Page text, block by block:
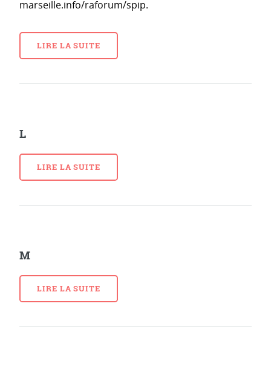
marseille.info/raforum/spip.
LIRE LA SUITE
L
LIRE LA SUITE
M
LIRE LA SUITE